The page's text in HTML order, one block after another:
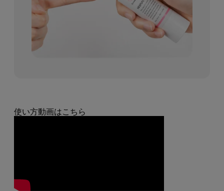
使い方動画はこちら